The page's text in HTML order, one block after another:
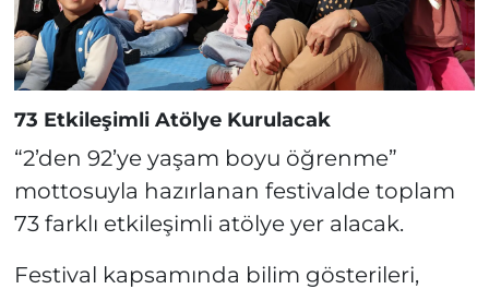
73 Etkileşimli Atölye Kurulacak
“2’den 92’ye yaşam boyu öğrenme”
mottosuyla hazırlanan festivalde toplam
73 farklı etkileşimli atölye yer alacak.
Festival kapsamında bilim gösterileri,